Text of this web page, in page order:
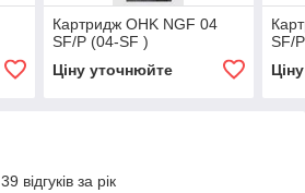
Картридж OHK NGF 04
SF/P (04-SF )
Ціну уточнюйте
SF/
відгуків за рік